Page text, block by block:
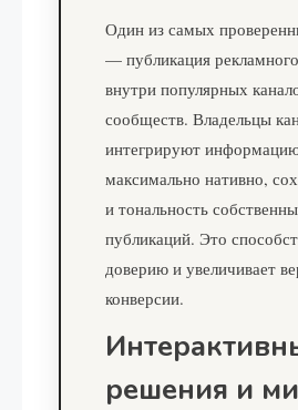
Один из самых
— публикация
внутри популярных
сообществ. Владельцы
интегрируют
максимально нативно,
и тональность
публикаций. Это
доверию и увеличивает
конверсии.
решения и